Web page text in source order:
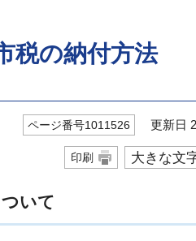
税の納付方法
ページ番号1011526 更新日
印刷 大きな文
いて